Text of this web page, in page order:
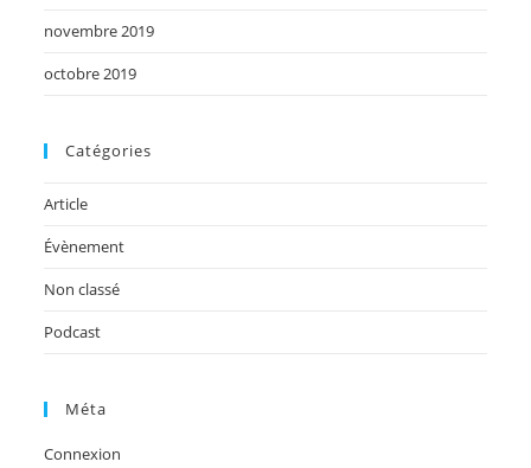
novembre 2019
octobre 2019
Catégories
Article
Évènement
Non classé
Podcast
Méta
Connexion